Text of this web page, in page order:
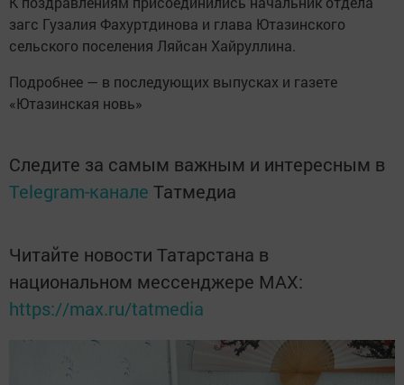
загс Гузалия Фахуртдинова и глава Ютазинского
сельского поселения Ляйсан Хайруллина.
Подробнее — в последующих выпусках и газете
«Ютазинская новь»
Следите за самым важным и интересным в
Telegram-канале Татмедиа
Читайте новости Татарстана в
национальном мессенджере MАХ:
https://max.ru/tatmedia